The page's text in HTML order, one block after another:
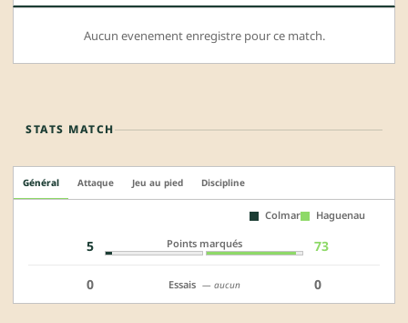
Aucun evenement enregistre pour ce match.
STATS MATCH
Général Attaque Jeu au pied Discipline
Colmar Haguenau
5 Points marqués 73
0 Essais — aucun 0